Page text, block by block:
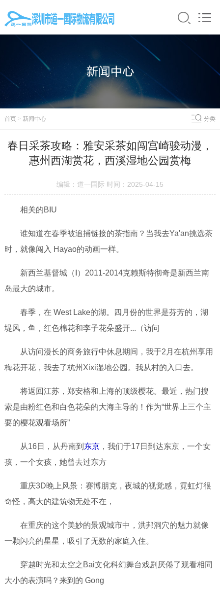
首页> 新闻中心 分类
春日采茶攻略：雅安采茶如闯宫崎骏动漫，
惠州西湖赏花，西溪湿地公园赏梅
编辑：道一国际 时间：2025-04-15
相关的BIU
谁知道在春季被追捕链接的茶指南？当我去Ya'an挑选茶
时，就像闯入 Hayao的动画一样。
新西兰基督城（I）2011-2014克赖斯特彻奇是新西兰南
岛最大的城市。
春季，在 West Lake的湖。四月份的世界是芬芳的，湖
堤风，鱼，红色棉花和李子花朵盛开...（访问
从访问漫长的商务旅行中休息期间，我于2月在杭州享用
梅花开花，我去了杭州Xixi湿地公园。我从村的入口去。
将返回江苏，郑安格和上海的顶级樱花。最近，热门搜
索是由粉红色和白色花朵的大海主导的！作为“世界上三个主
要的樱花观看场所”
从16日，从丹南到 东京，我们于17日到达东京，一个女
孩，一个女孩，她曾去过东方
重庆3D晚上风景：赛博朋克，夜城的视觉感，霓虹灯很
奇怪，高大的建筑物无处不在，
在重庆的这个美妙的景观城市中，洪邦洞穴的魅力就像
一颗闪亮的星星，吸引了无数的家庭入住。
穿越时光和太空之️Bai文化科幻舞台戏剧厌倦了观看相同
大小的表演吗？来到的 Gong